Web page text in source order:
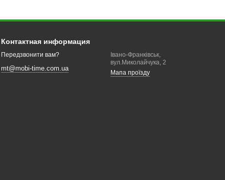
Контактная информация
Передзвонити вам?
mt@mobi-time.com.ua
Івано-Франківськ,
вул.Миколайчука, 2
Мапа проїзду